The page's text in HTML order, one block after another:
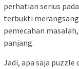
perhatian serius
terbukti
pemecahan
panjang.
Jadi, apa saja